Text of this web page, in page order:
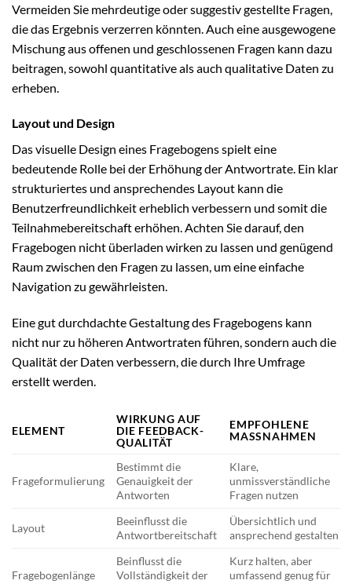
Vermeiden Sie mehrdeutige oder suggestiv gestellte Fragen,
die das Ergebnis verzerren könnten. Auch eine ausgewogene
Mischung aus offenen und geschlossenen Fragen kann dazu
beitragen, sowohl quantitative als auch qualitative Daten zu
erheben.
Layout und Design
Das visuelle Design eines Fragebogens spielt eine
bedeutende Rolle bei der Erhöhung der Antwortrate. Ein klar
strukturiertes und ansprechendes Layout kann die
Benutzerfreundlichkeit erheblich verbessern und somit die
Teilnahmebereitschaft erhöhen. Achten Sie darauf, den
Fragebogen nicht überladen wirken zu lassen und genügend
Raum zwischen den Fragen zu lassen, um eine einfache
Navigation zu gewährleisten.
Eine gut durchdachte Gestaltung des Fragebogens kann
nicht nur zu höheren Antwortraten führen, sondern auch die
Qualität der Daten verbessern, die durch Ihre Umfrage
erstellt werden.
ELEMENT
WIRKUNG AUF
DIE FEEDBACK-
QUALITÄT
EMPFOHLENE
MASSNAHMEN
Frageformulierung
Bestimmt die
Genauigkeit der
Antworten
Klare,
unmissverständliche
Fragen nutzen
Layout
Beeinflusst die
Antwortbereitschaft
Übersichtlich und
ansprechend gestalten
Fragebogenlänge
Beinflusst die
Vollständigkeit der
Kurz halten, aber
umfassend genug für